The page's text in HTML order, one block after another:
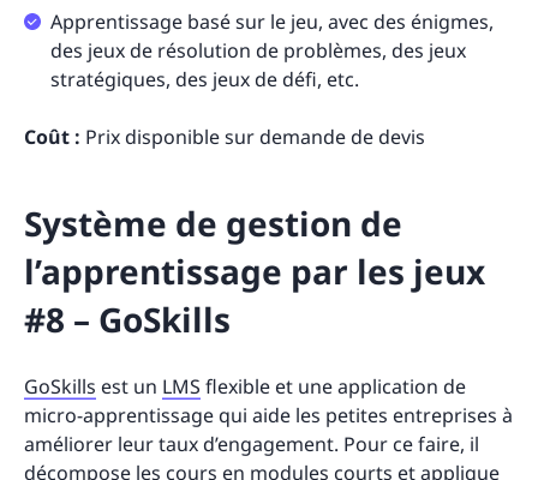
Apprentissage basé sur le jeu, avec des énigmes,
des jeux de résolution de problèmes, des jeux
stratégiques, des jeux de défi, etc.
Coût : Prix disponible sur demande de devis
Système de gestion de
l’apprentissage par les jeux
#8 – GoSkills
GoSkills est un LMS flexible et une application de
micro-apprentissage qui aide les petites entreprises à
améliorer leur taux d’engagement. Pour ce faire, il
décompose les cours en modules courts et applique